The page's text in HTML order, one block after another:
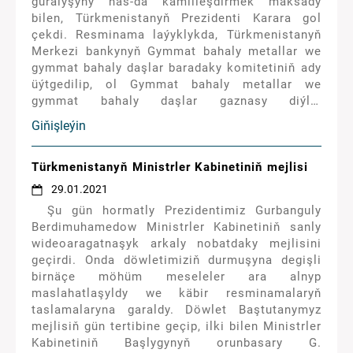
berildi.
bilen, Türkmenistanyň Prezidenti Karara gol
çekdi. Resminama laýyklykda, Türkmenistanyň
Merkezi bankynyň Gymmat bahaly metallar we
gymmat bahaly daşlar baradaky komitetiniň ady
üýtgedilip, ol Gymmat bahaly metallar we
gymmat bahaly daşlar gaznasy diýlip
atlandyryldy hem-de onuň Düzgünnamasy
tassyklanyldy. Resminama bilen
Türkmenistanyň Merkezi bankyna
Türkmenistanyň Adalat ministrligi bilen
bilelikde Karardan gelip çykýan üýtgetmeleri we
goşmaçalary Türkmenistanyň kanunçylygyna
girizmek baradaky teklipleri bir aý möhletde
taýýarlamak hem-de Türkmenistanyň Ministrler
Kabinetine bermek tabşyryldy.
Giňişleýin
Türkmenistanyň Ministrler Kabinetiniň mejlisi
29.01.2021
Şu gün hormatly Prezidentimiz Gurbanguly
Berdimuhamedow Ministrler Kabinetiniň sanly
wideoaragatnaşyk arkaly nobatdaky mejlisini
geçirdi. Onda döwletimiziň durmuşyna degişli
birnäçe möhüm meseleler ara alnyp
maslahatlaşyldy we käbir resminamalaryň
taslamalaryna garaldy. Döwlet Baştutanymyz
mejlisiň gün tertibine geçip, ilki bilen Ministrler
Kabinetiniň Başlygynyň orunbasary G.